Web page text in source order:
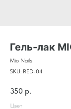
Гель-лак
Mio Nails
SKU: RED-04
350 р.
Цвет